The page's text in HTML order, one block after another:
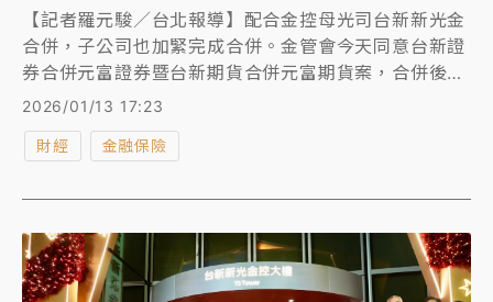
【記者羅元駿／台北報導】配合金控母光司台新新光金
合併，子公司也加緊完成合併。金管會今天同意台新證
券合併元富證券暨台新期貨合併元富期貨案，合併後台
新證券及台新期貨為存續公司，元富證券及元富期貨為
消滅公司，合併基準日預定為今年4月6日。
2026/01/13 17:23
財經 金融保險